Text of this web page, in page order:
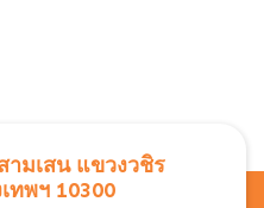
มเสน แขวงวชิร
ทพฯ 10300